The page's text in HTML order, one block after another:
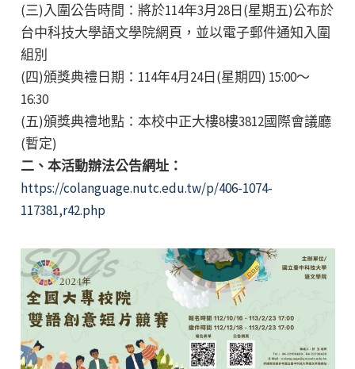
(三)入圍公告時間：將於114年3月28日(星期五)公布於
台中科技大學語文學院網頁，並以電子郵件通知入圍
組別
(四)頒獎典禮日期：114年4月24日(星期四) 15:00～
16:30
(五)頒獎典禮地點：本校中正大樓8樓3812國際會議廳
(暫定)
二、本活動辦法公告網址：
https://colanguage.nutc.edu.tw/p/406-1074-
117381,r42.php